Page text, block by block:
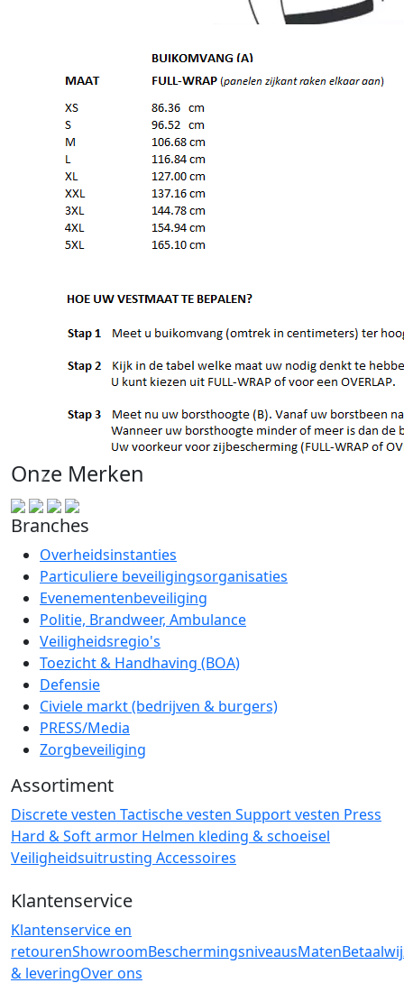
Onze Merken
Branches
Overheidsinstanties
Particuliere beveiligingsorganisaties
Evenementenbeveiliging
Politie, Brandweer, Ambulance
Veiligheidsregio's
Toezicht & Handhaving (BOA)
Defensie
Civiele markt (bedrijven & burgers)
PRESS/Media
Zorgbeveiliging
Assortiment
Discrete vesten Tactische vesten Support vesten Press
Hard & Soft armor Helmen kleding & schoeisel
Veiligheidsuitrusting Accessoires
Klantenservice
Klantenservice en
retourenShowroomBeschermingsniveausMaten
& leveringOver ons